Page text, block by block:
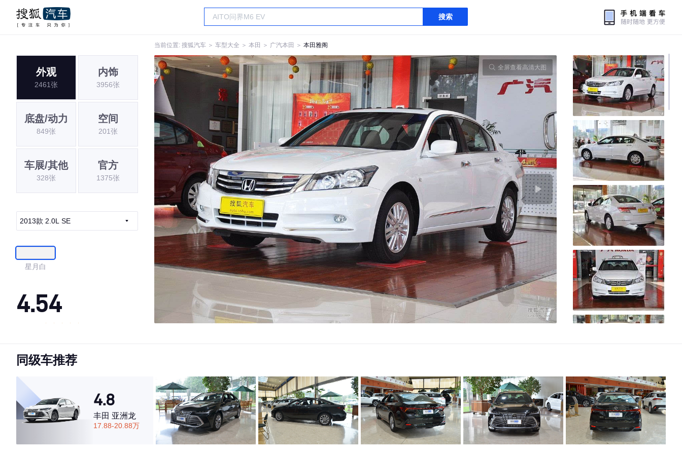
搜索
当前位置: 搜狐汽车 ＞ 车型大全 ＞ 本田 ＞ 广汽本田 ＞ 本田雅阁
外观
2461张
内饰
3956张
底盘/动力
849张
空间
201张
车展/其他
328张
官方
1375张
2013款 2.0L SE
星月白
4.54
·内饰表现一般，低于74%同级车
·空间表现较为优秀，优于73%同级车
全屏查看高清大图
同级车推荐
4.8
丰田 亚洲龙
17.88-20.88万